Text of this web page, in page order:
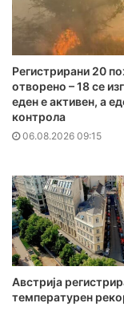
Регистрирани 20
отворено – 18 се
еден е активен, а
контрола
06.08.2026 09:15
Австрија
температурен